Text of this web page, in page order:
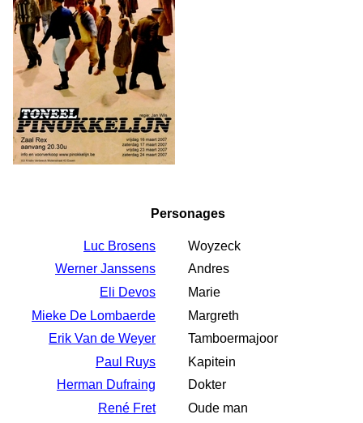
Personages
Luc Brosens
Woyzeck
Werner Janssens
Andres
Eli Devos
Marie
Mieke De Lombaerde
Margreth
Erik Van de Weyer
Tamboermajoor
Paul Ruys
Kapitein
Herman Dufraing
Dokter
René Fret
Oude man